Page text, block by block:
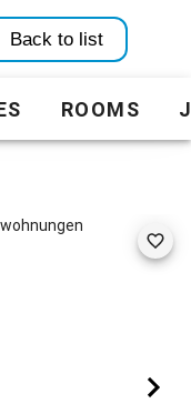
Back to list
ROOMS